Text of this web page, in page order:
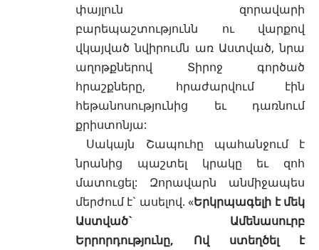
փայլուն զորավարի
բարեպաշտությունն ու վարքով
վկայված նվիրումն առ Աստված, նրա
աղոթքներով Տիրոջ գործած
հրաշքները, հրաժարվում էին
հեթանոսությունից եւ դառնում
քրիստոնյա:
Սակայն Շապուհը պահանջում է
նրանից պաշտել կրակը եւ զոհ
մատուցել: Զորավարն անմիջապես
մերժում է` ասելով. «Երկրպագելի է մեկ
Աստված` Ամենասուրբ
Երրորդությունը, Ով ստեղծել է